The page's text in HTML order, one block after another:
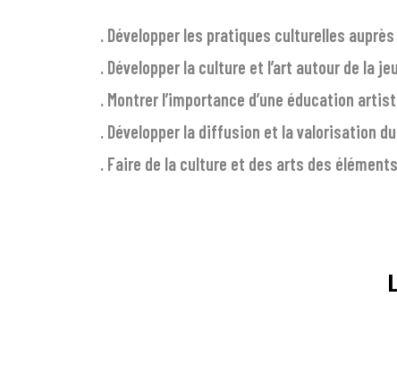
. Développer les pratiques culturelles
. Développer la culture et l’art autour de la
. Montrer l’importance d’une éducation
. Développer la diffusion et la valorisation
. Faire de la culture et des arts des